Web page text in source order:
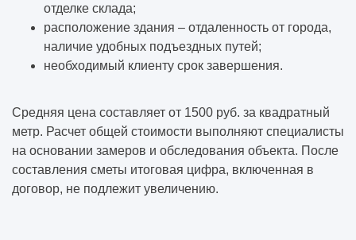
отделке склада;
расположение здания – отдаленность от города,
наличие удобных подъездных путей;
необходимый клиенту срок завершения.
Средняя цена составляет от 1500 руб. за квадратный
метр. Расчет общей стоимости выполняют специалисты
на основании замеров и обследования объекта. После
составления сметы итоговая цифра, включенная в
договор, не подлежит увеличению.